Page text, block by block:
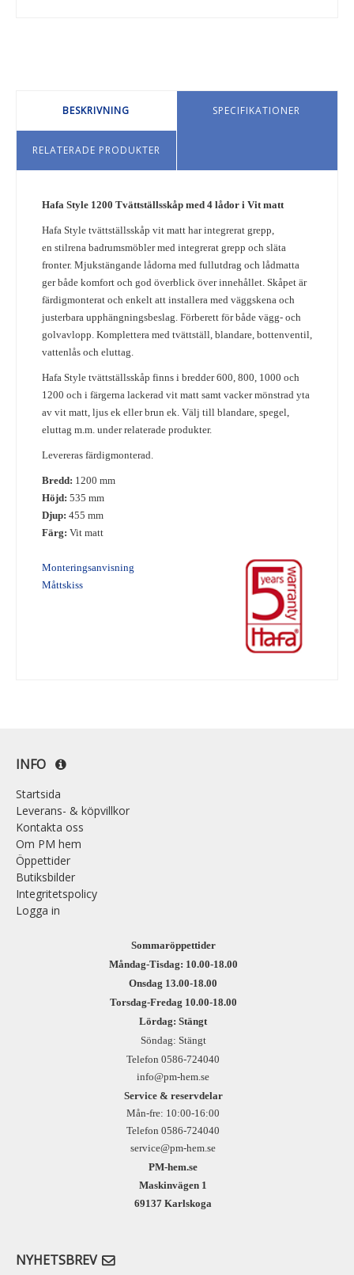
BESKRIVNING SPECIFIKATIONER
RELATERADE PRODUKTER
Hafa Style 1200 Tvättställsskåp med 4 lådor i Vit matt
Hafa Style tvättställsskåp vit matt har integrerat grepp,
en stilrena badrumsmöbler med integrerat grepp och släta
fronter. Mjukstängande lådorna med fullutdrag och lådmatta
ger både komfort och god överblick över innehållet. Skåpet är
färdigmonterat och enkelt att installera med väggskena och
justerbara upphängningsbeslag. Förberett för både vägg- och
golvavlopp. Komplettera med tvättställ, blandare, bottenventil,
vattenlås och eluttag.
Hafa Style tvättställsskåp finns i bredder 600, 800, 1000 och
1200 och i färgerna lackerad vit matt samt vacker mönstrad yta
av vit matt, ljus ek eller brun ek. Välj till blandare, spegel,
eluttag m.m. under relaterade produkter.
Levereras färdigmonterad.
Bredd: 1200 mm
Höjd: 535 mm
Djup: 455 mm
Färg: Vit matt
Monteringsanvisning
Måttskiss
INFO
Startsida
Leverans- & köpvillkor
Kontakta oss
Om PM hem
Öppettider
Butiksbilder
Integritetspolicy
Logga in
Sommaröppettider
Måndag-Tisdag: 10.00-18.00
Onsdag 13.00-18.00
Torsdag-Fredag 10.00-18.00
Lördag: Stängt
Söndag: Stängt
Telefon 0586-724040
info@pm-hem.se
Service & reservdelar
Mån-fre: 10:00-16:00
Telefon 0586-724040
service@pm-hem.se
PM-hem.se
Maskinvägen 1
69137 Karlskoga
NYHETSBREV